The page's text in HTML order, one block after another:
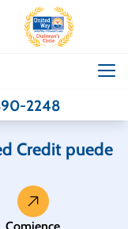
2248
Credit puede